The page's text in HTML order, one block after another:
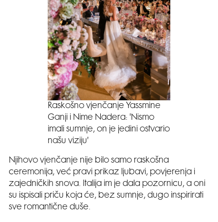
Raskošno vjenčanje Yassmine
Ganji i Nime Nadera: 'Nismo
imali sumnje, on je jedini ostvario
našu viziju'
Njihovo vjenčanje nije bilo samo raskošna
ceremonija, već pravi prikaz ljubavi, povjerenja i
zajedničkih snova. Italija im je dala pozornicu, a oni
su ispisali priču koja će, bez sumnje, dugo inspirirati
sve romantične duše.